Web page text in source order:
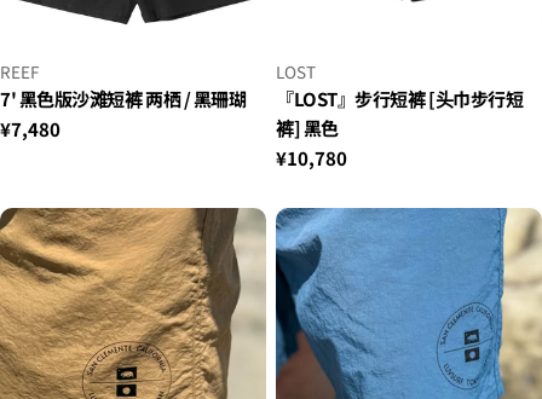
小
贩：
REEF
7' 黑色版沙滩短裤 两栖 / 黑珊瑚
正
格
¥7,480
小
贩：
LOST
『LOST』步行短裤 [头巾步行短
裤] 黑色
正
价
格
¥10,780